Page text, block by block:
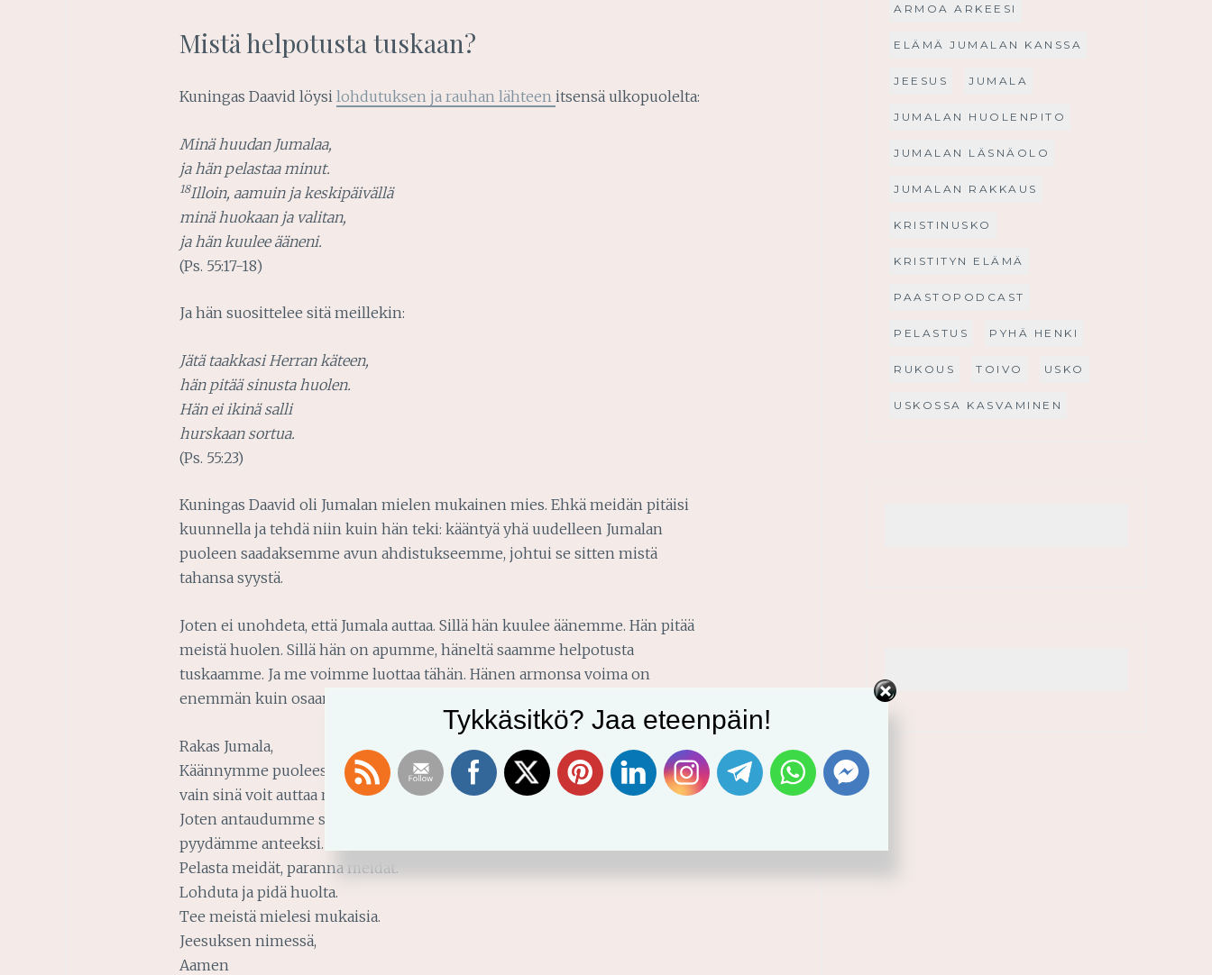
Mistä helpotusta tuskaan?
Kuningas Daavid löysi lohdutuksen ja rauhan lähteen itsensä ulkopuolelta:
Minä huudan Jumalaa,
ja hän pelastaa minut.
18Illoin, aamuin ja keskipäivällä
minä huokaan ja valitan,
ja hän kuulee ääneni.
(Ps. 55:17-18)
Ja hän suosittelee sitä meillekin:
Jätä taakkasi Herran käteen,
hän pitää sinusta huolen.
Hän ei ikinä salli
hurskaan sortua.
(Ps. 55:23)
Kuningas Daavid oli Jumalan mielen mukainen mies. Ehkä meidän pitäisi
kuunnella ja tehdä niin kuin hän teki: kääntyä yhä uudelleen Jumalan
puoleen saadaksemme avun ahdistukseemme, johtui se sitten mistä
tahansa syystä.
Joten ei unohdeta, että Jumala auttaa. Sillä hän kuulee äänemme. Hän pitää
meistä huolen. Sillä hän on apumme, häneltä saamme helpotusta
tuskaamme. Ja me voimme luottaa tähän. Hänen armonsa voima on
enemmän kuin osaamme kuvitella.
Rakas Jumala,
Käännymme puoleesi, koska itse ei auta,
vain sinä voit auttaa meitä.
Joten antaudumme sinulle ja
pyydämme anteeksi.
Pelasta meidät, paranna meidät.
Lohduta ja pidä huolta.
Tee meistä mielesi mukaisia.
Jeesuksen nimessä,
Aamen
ARMOA ARKEESI
ELÄMÄ JUMALAN KANSSA
JEESUS JUMALA
JUMALAN HUOLENPITO
JUMALAN LÄSNÄOLO
JUMALAN RAKKAUS
KRISTINUSKO
KRISTITYN ELÄMÄ
PAASTOPODCAST
PELASTUS PYHÄ HENKI
RUKOUS TOIVO USKO
USKOSSA KASVAMINEN
Tykkäsitkö? Jaa eteenpäin!